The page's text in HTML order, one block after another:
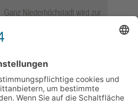
Ganz Niederhöchstadt wird zur
Zwischen Fachwerk, Wein und
lädt wieder zum Weinfest ein
Stadiontour kommt nach
Frankfurt